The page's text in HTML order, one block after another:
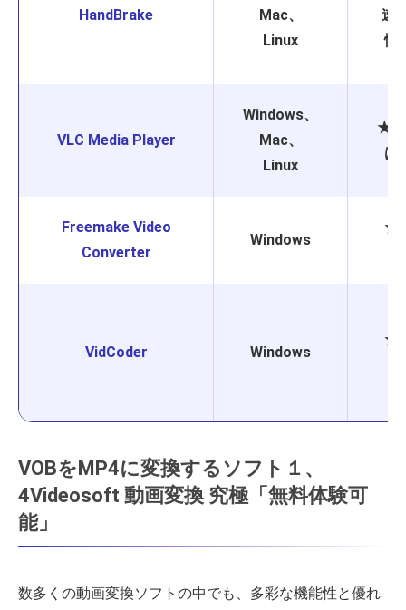
HandBrake
Mac、
Linux
速
性
VLC Media Player
Windows、
Mac、
Linux
★★
は
Freemake Video
Converter
Windows
VidCoder Windows
VOBをMP4に変換するソフト１、
4Videosoft 動画変換 究極「無料体験可
能」
数多くの動画変換ソフトの中でも、多彩な機能性と優れ